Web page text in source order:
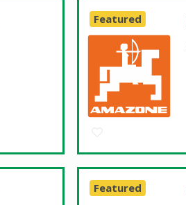
Featured
Featured